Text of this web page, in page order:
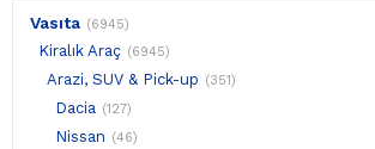
Vasıta (6945)
Kiralık Araç (6945)
Arazi, SUV & Pick-up (351)
Dacia (127)
Nissan (46)